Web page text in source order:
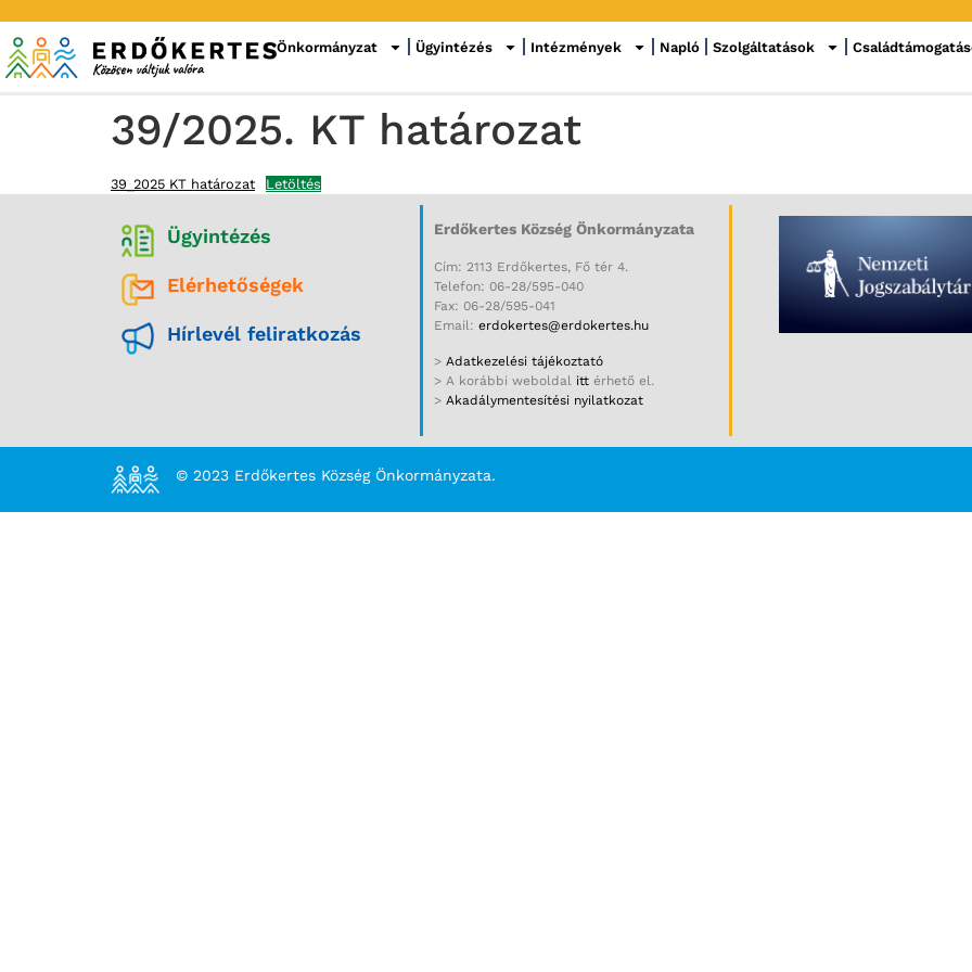
Önkormányzat Ügyintézés Intézmények Napló Szolgáltatások
39/2025. KT határozat
39_2025 KT határozat Letöltés
Ügyintézés
Elérhetőségek
Hírlevél feliratkozás
Erdőkertes Község Önkormányzata
Cím: 2113 Erdőkertes, Fő tér 4.
Telefon: 06-28/595-040
Fax: 06-28/595-041
Email: erdokertes@erdokertes.hu
> Adatkezelési tájékoztató
> A korábbi weboldal itt érhető el.
> Akadálymentesítési nyilatkozat
© 2023 Erdőkertes Község Önkormányzata.